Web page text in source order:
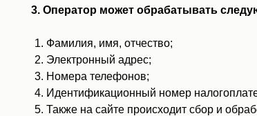
3. Оператор может обрабатывать
Фамилия, имя, отчество;
Электронный адрес;
Номера телефонов;
Идентификационный номер
Также на сайте происходит сбор и